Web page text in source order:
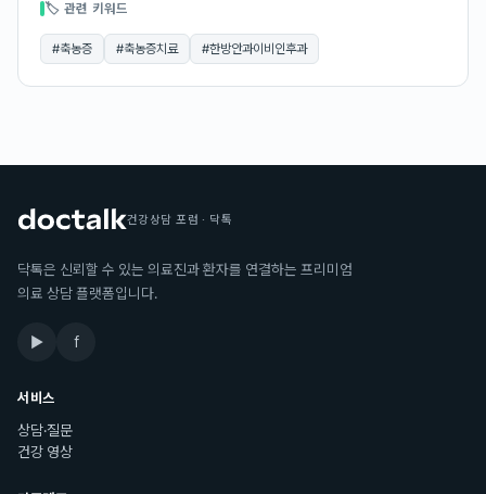
🏷 관련 키워드
#축농증 #축농증치료 #한방안과이비인후과
건강상담 포럼 · 닥톡
닥톡은 신뢰할 수 있는 의료진과 환자를 연결하는 프리미엄
의료 상담 플랫폼입니다.
▶ f
서비스
상담·질문
건강 영상